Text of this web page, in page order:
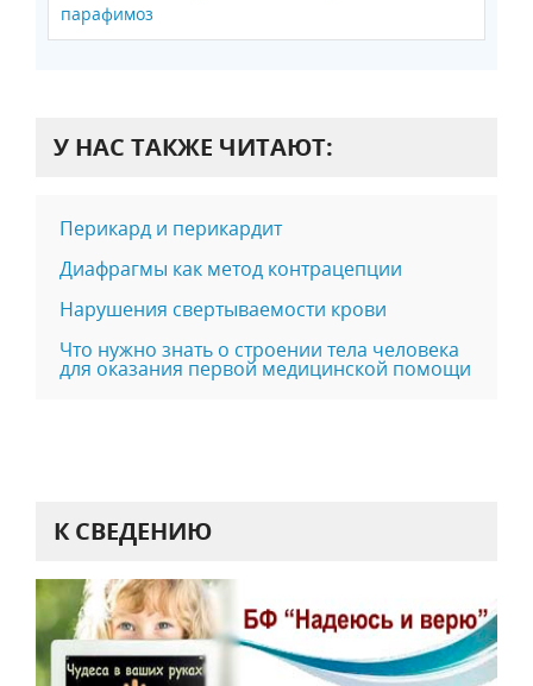
парафимоз
У НАС ТАКЖЕ ЧИТАЮТ:
Перикард и перикардит
Диафрагмы как метод контрацепции
Нарушения свертываемости крови
Что нужно знать о строении тела человека
для оказания первой медицинской помощи
К СВЕДЕНИЮ